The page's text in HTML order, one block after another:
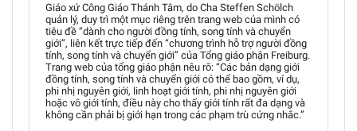
Giáo xứ Công Giáo Thánh Tâm, do Cha Steffen Schölch
quản lý, duy trì một mục riêng trên trang web của mình có
tiêu đề “dành cho người đồng tính, song tính và chuyển
giới”, liên kết trực tiếp đến “chương trình hỗ trợ người đồng
tính, song tính và chuyển giới” của Tổng giáo phận Freiburg.
Trang web của tổng giáo phận nêu rõ: “Các bản dạng giới
đồng tính, song tính và chuyển giới có thể bao gồm, ví dụ,
phi nhị nguyên giới, linh hoạt giới tính, phi nhị nguyên giới
hoặc vô giới tính, điều này cho thấy giới tính rất đa dạng và
không cần phải bị giới hạn trong các phạm trù cứng nhắc.”